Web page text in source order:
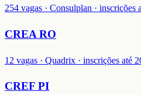
254 vagas · Consulplan ·
CREA RO
12 vagas · Quadrix · inscrições até
CREF PI